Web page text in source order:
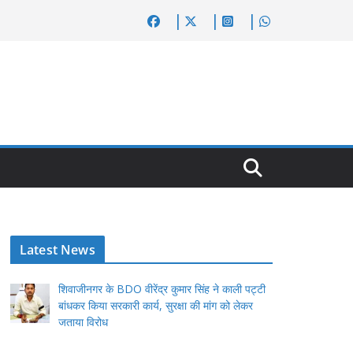
Latest News
शिवाजीनगर के BDO वीरेंद्र कुमार सिंह ने काली पट्टी
बांधकर किया सरकारी कार्य, सुरक्षा की मांग को लेकर
जताया विरोध